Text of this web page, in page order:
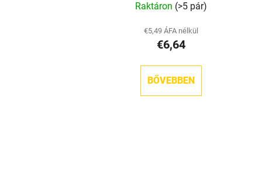
Raktáron (>5 pár)
€5,49 ÁFA nélkül
€6,64
BŐVEBBEN